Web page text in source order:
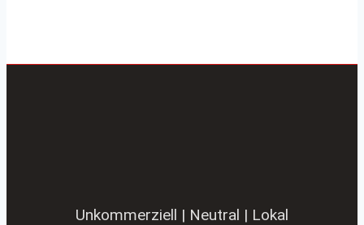
Unkommerziell | Neutral | Lokal